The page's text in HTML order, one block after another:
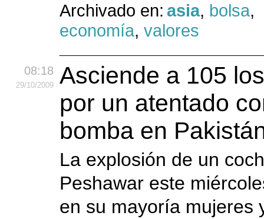
Archivado en: asia, bolsa,
economía, valores
08:18
29/10/2009
Asciende a 105
por un atentado
bomba en
La explosión de un
Peshawar este
en su mayoría mujeres